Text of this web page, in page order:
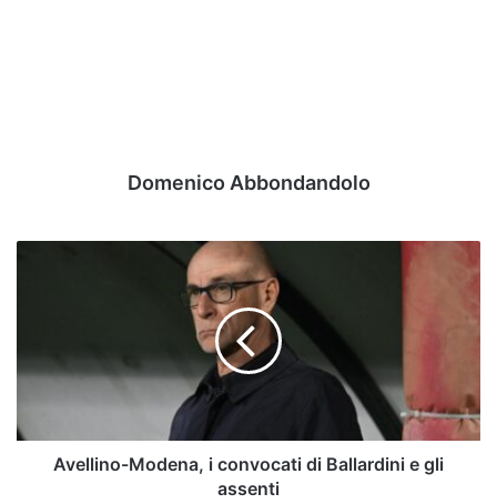
Domenico Abbondandolo
Ballardini
assenti
Avellino-Modena, i convocati di Ballardini e gli
assenti